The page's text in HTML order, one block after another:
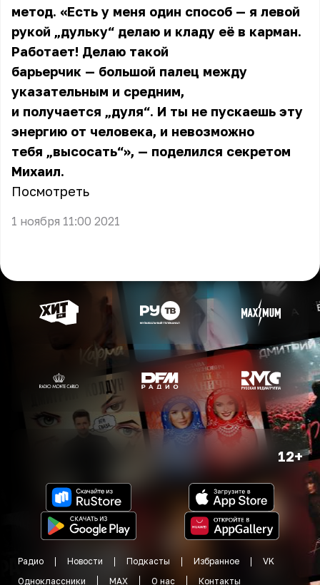
метод. «Есть у меня один способ — я левой
рукой „дульку“ делаю и кладу её в карман.
Работает! Делаю такой
барьерчик — большой палец между
указательным и средним,
и получается „дуля“. И ты не пускаешь эту
энергию от человека, и невозможно
тебя „высосать“», — поделился секретом
Михаил.
Посмотреть
1 ноября 11:00 2021
12+
Радио Новости Подкасты Избранное
VK
Одноклассники
MAX О нас Контакты